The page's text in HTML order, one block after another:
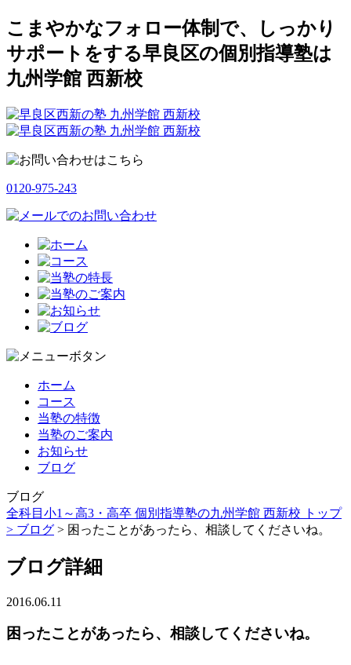
こまやかなフォロー体制で、しっかり
サポートをする早良区の個別指導塾は
九州学館 西新校
0120-975-243
ホーム
コース
当塾の特徴
当塾のご案内
お知らせ
ブログ
ブログ
全科目小1～高3・高卒 個別指導塾の九州学館 西新校 トップ
> ブログ > 困ったことがあったら、相談してくださいね。
ブログ詳細
2016.06.11
困ったことがあったら、相談してくださいね。